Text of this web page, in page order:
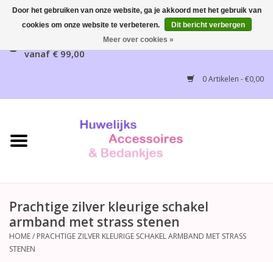
Gratis verzending mogelijk, NL vanaf € 65,00, België
vanaf € 99,00
0 Artikelen - €0,00
Home
Bruidsaccessoires
Huwelijksreceptie
Prachtige zilver kleurige schakel
armband met strass stenen
HOME/ PRACHTIGE ZILVER KLEURIGE SCHAKEL ARMBAND MET STRASS
STENEN
Door het gebruiken van onze website, ga je akkoord met het gebruik van
cookies om onze website te verbeteren.
Dit bericht verbergen
Meer over cookies »